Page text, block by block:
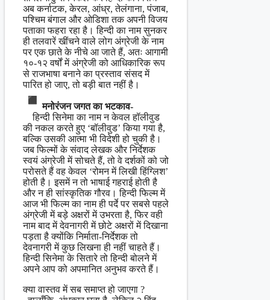
अब कर्नाटक, केरल, आंध्र, तेलंगाना, पंजाब,
पश्चिम बंगाल और ओडिशा तक अपनी विजय
पताका फहरा रहा है। हिन्दी का नाम सुनकर
ही तलवारें खींचने वाले लोग अंग्रेजी के नाम
पर एक छाते के नीचे आ जाते हैं, अतः आगामी
१०-१२ वर्षों में अंग्रेजी को आधिकारिक रूप
से राजभाषा बनाने का प्रस्ताव संसद में
पारित हो जाए, तो बड़ी बात नहीं है।
मनोरंजन जगत का भटकाव-
हिन्दी सिनेमा का नाम न केवल हॉलीवुड
की नकल करते हुए ‘बॉलीवुड’ किया गया है,
बल्कि उसकी आत्मा भी विदेशी हो चुकी है।
जब फिल्मों के संवाद लेखक और निर्देशक
स्वयं अंग्रेजी में सोचते हैं, तो वे दर्शकों को जो
परोसते हैं वह केवल ‘रोमन में लिखी हिंग्लिश’
होती है। इसमें न तो भाषाई गहराई होती है
और न ही सांस्कृतिक गौरव। हिन्दी फिल्म में
आज भी फिल्म का नाम ही पर्दे पर सबसे पहले
अंग्रेजी में बड़े अक्षरों में उभरता है, फिर वही
नाम बाद में देवनागरी में छोटे अक्षरों में दिखाना
पड़ता है क्योंकि निर्माता-निर्देशक तो
देवनागरी में कुछ लिखना ही नहीं चाहते हैं।
हिन्दी सिनेमा के सितारे तो हिन्दी बोलने में
अपने आप को अपमानित अनुभव करते हैं।
क्या वास्तव में सब समाप्त हो जाएगा ?